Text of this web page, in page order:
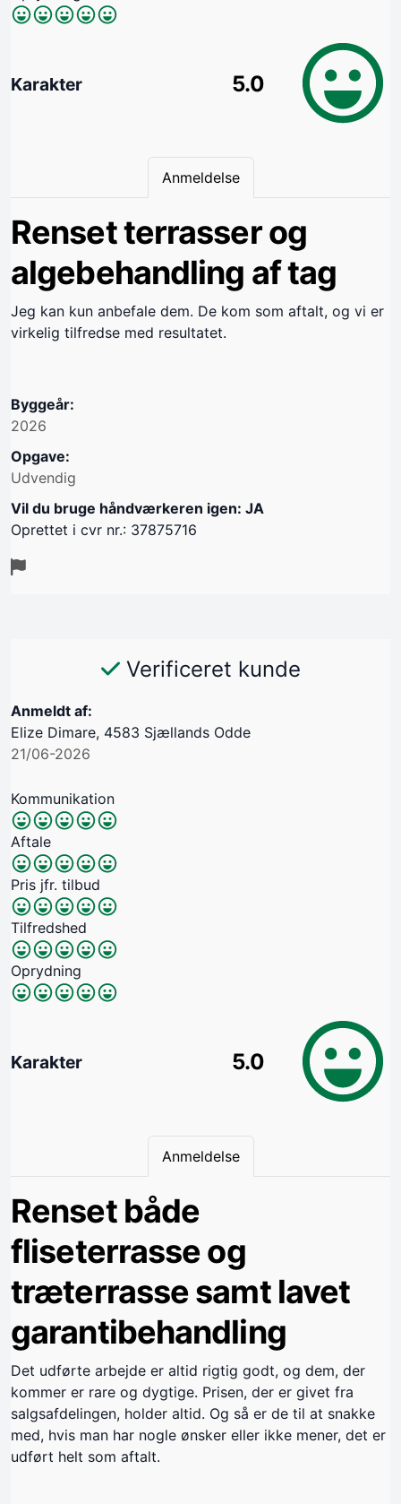
Karakter 5.0
Anmeldelse
Renset terrasser og
algebehandling af tag
Jeg kan kun anbefale dem. De kom som aftalt, og vi er
virkelig tilfredse med resultatet.
Byggeår:
2026
Opgave:
Udvendig
Vil du bruge håndværkeren igen: JA
Oprettet i cvr nr.: 37875716
Verificeret kunde
Anmeldt af:
Elize Dimare, 4583 Sjællands Odde
21/06-2026
Kommunikation
Aftale
Pris jfr. tilbud
Tilfredshed
Oprydning
Karakter 5.0
Anmeldelse
Renset både
fliseterrasse og
træterrasse samt lavet
garantibehandling
Det udførte arbejde er altid rigtig godt, og dem, der
kommer er rare og dygtige. Prisen, der er givet fra
salgsafdelingen, holder altid. Og så er de til at snakke
med, hvis man har nogle ønsker eller ikke mener, det er
udført helt som aftalt.